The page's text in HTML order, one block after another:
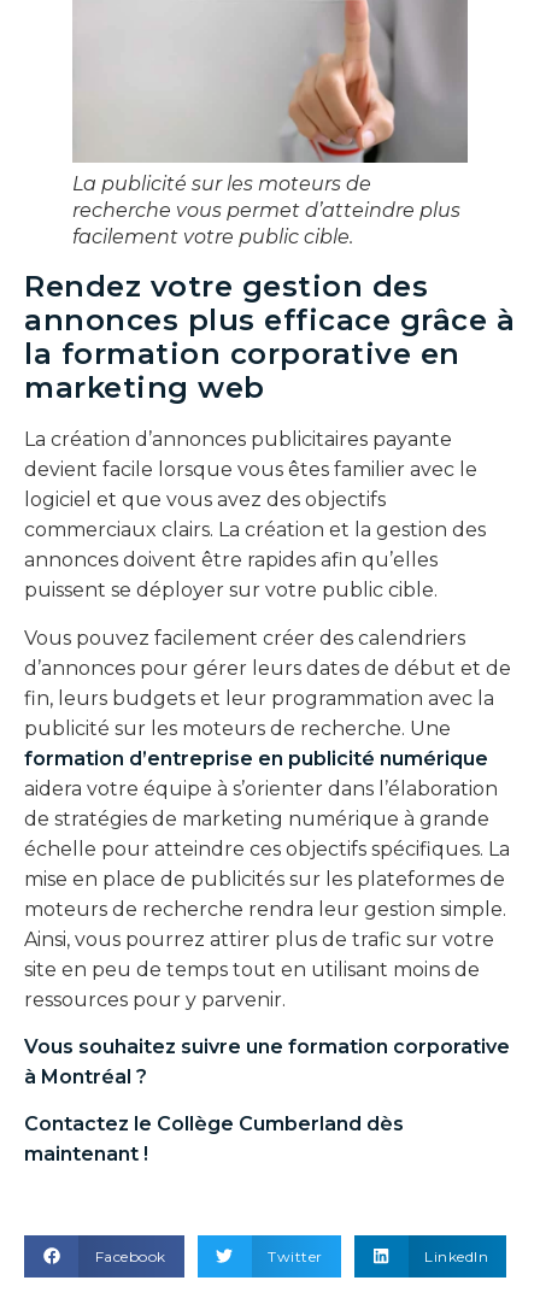
La publicité sur les moteurs de
recherche vous permet d’atteindre plus
facilement votre public cible.
Rendez votre gestion des
annonces plus efficace grâce à
la formation corporative en
marketing web
La création d’annonces publicitaires payante
devient facile lorsque vous êtes familier avec le
logiciel et que vous avez des objectifs
commerciaux clairs. La création et la gestion des
annonces doivent être rapides afin qu’elles
puissent se déployer sur votre public cible.
Vous pouvez facilement créer des calendriers
d’annonces pour gérer leurs dates de début et de
fin, leurs budgets et leur programmation avec la
publicité sur les moteurs de recherche. Une
formation d’entreprise en publicité numérique
aidera votre équipe à s’orienter dans l’élaboration
de stratégies de marketing numérique à grande
échelle pour atteindre ces objectifs spécifiques. La
mise en place de publicités sur les plateformes de
moteurs de recherche rendra leur gestion simple.
Ainsi, vous pourrez attirer plus de trafic sur votre
site en peu de temps tout en utilisant moins de
ressources pour y parvenir.
Vous souhaitez suivre une formation corporative
à Montréal ?
Contactez le Collège Cumberland dès
maintenant !
Facebook Twitter LinkedIn